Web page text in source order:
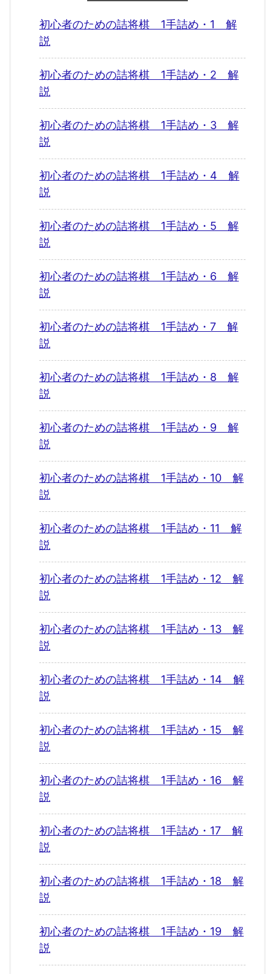
初心者のための詰将棋 1手詰め・1 解
説
初心者のための詰将棋 1手詰め・2 解
説
初心者のための詰将棋 1手詰め・3 解
説
初心者のための詰将棋 1手詰め・4 解
説
初心者のための詰将棋 1手詰め・5 解
説
初心者のための詰将棋 1手詰め・6 解
説
初心者のための詰将棋 1手詰め・7 解
説
初心者のための詰将棋 1手詰め・8 解
説
初心者のための詰将棋 1手詰め・9 解
説
初心者のための詰将棋 1手詰め・10 解
説
初心者のための詰将棋 1手詰め・11 解
説
初心者のための詰将棋 1手詰め・12 解
説
初心者のための詰将棋 1手詰め・13 解
説
初心者のための詰将棋 1手詰め・14 解
説
初心者のための詰将棋 1手詰め・15 解
説
初心者のための詰将棋 1手詰め・16 解
説
初心者のための詰将棋 1手詰め・17 解
説
初心者のための詰将棋 1手詰め・18 解
説
初心者のための詰将棋 1手詰め・19 解
説